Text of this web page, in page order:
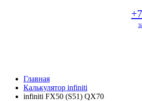
Главная
Калькулятор infiniti
infiniti FX50 (S51) QX70